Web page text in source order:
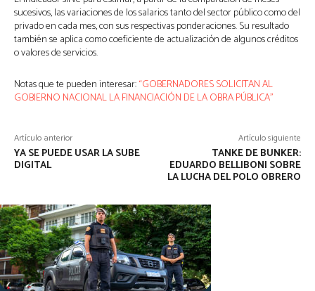
sucesivos, las variaciones de los salarios tanto del sector público como del
privado en cada mes, con sus respectivas ponderaciones. Su resultado
también se aplica como coeficiente de actualización de algunos créditos
o valores de servicios.
Notas que te pueden interesar:“GOBERNADORES SOLICITAN AL
GOBIERNO NACIONAL LA FINANCIACIÓN DE LA OBRA PÚBLICA”
Artículo anterior
YA SE PUEDE USAR LA SUBE
DIGITAL
Artículo siguiente
TANKE DE BUNKER:
EDUARDO BELLIBONI SOBRE
LA LUCHA DEL POLO OBRERO